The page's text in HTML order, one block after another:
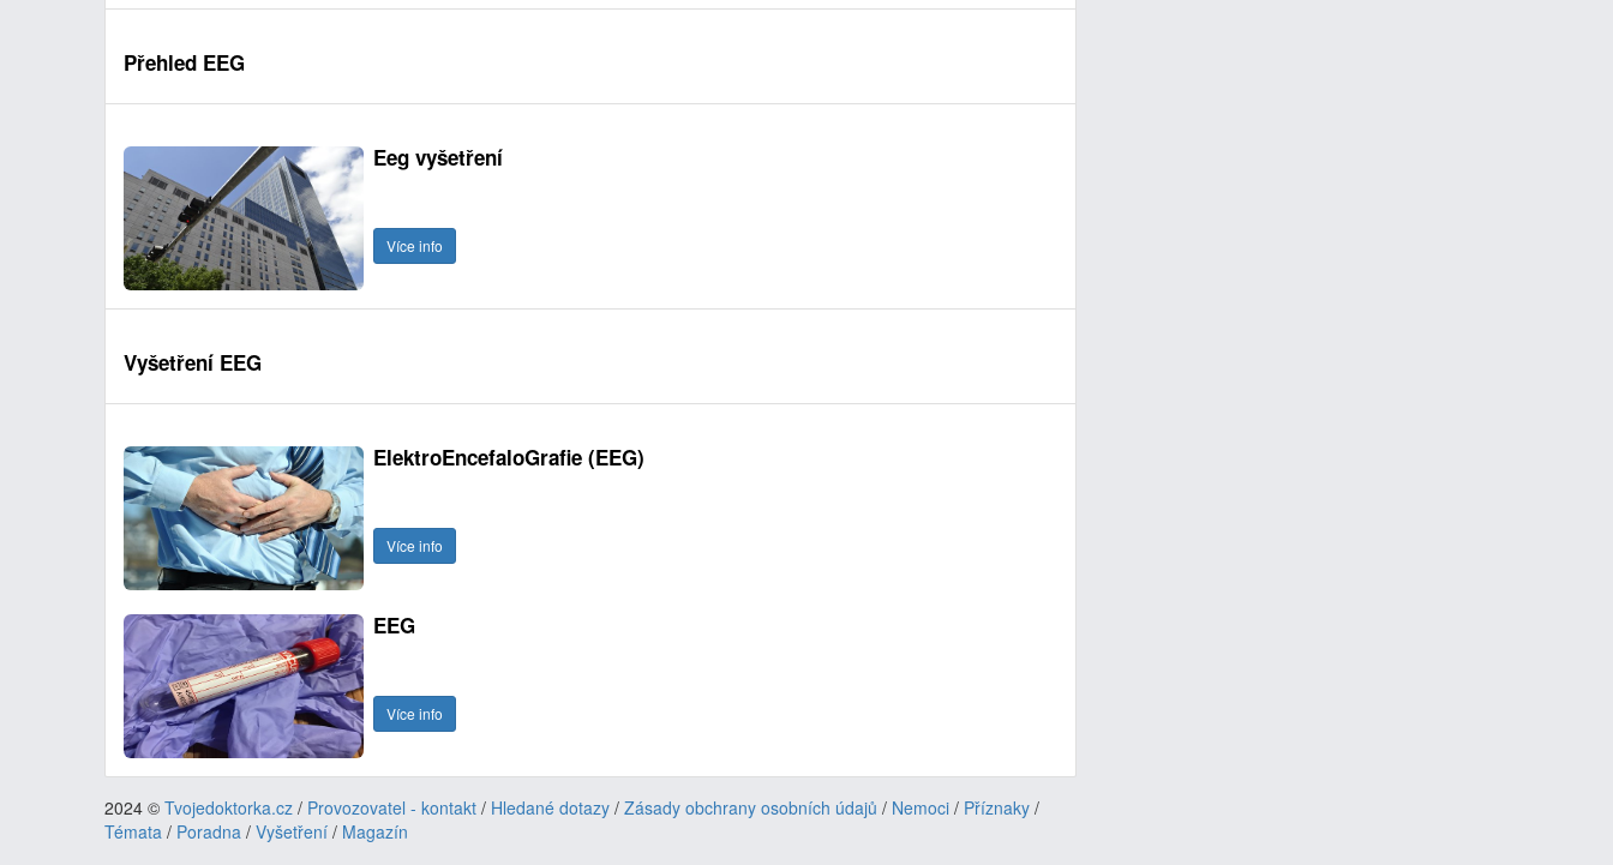
Přehled EEG
Eeg vyšetření
Více info
Vyšetření EEG
ElektroEncefaloGrafie (EEG)
Více info
EEG
Více info
2024 © Tvojedoktorka.cz / Provozovatel - kontakt / Hledané dotazy / Zásady obchrany osobních údajů / Nemoci / Příznaky /
Témata / Poradna / Vyšetření / Magazín